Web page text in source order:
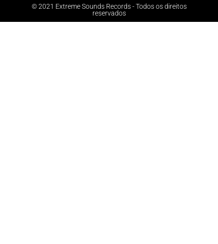
© 2021 Extreme Sounds Records - Todos os direitos
reservados